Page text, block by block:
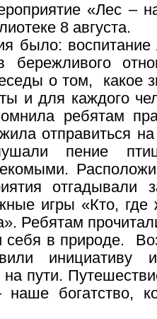
«Лес –
8 августа.
было:
бережливого
о том, какое
и для каждого
ребятам
отправиться
пение
отгадывали
игры «Кто, где
Ребятам
в природе.
инициативу
пути.
богатство,